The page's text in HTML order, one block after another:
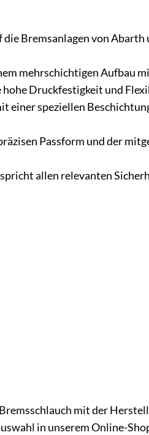
Bremsanlagen von
mehrschichtigen Aufbau
hohe Druckfestigkeit und
einer speziellen
Passform und der
allen relevanten
mit der
in unserem Online-